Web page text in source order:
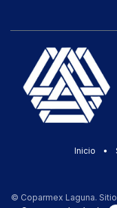
Inicio •
© Coparmex Laguna.